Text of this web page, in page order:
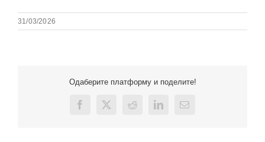
31/03/2026
Одаберите платформу и поделите!
Facebook
X Reddit LinkedInEmail